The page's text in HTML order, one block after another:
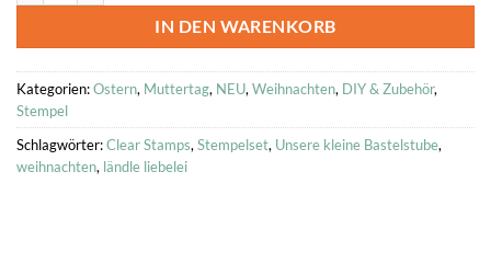
IN DEN WARENKORB
Kategorien:Ostern, Muttertag, NEU, Weihnachten, DIY & Zubehör,
Stempel
Schlagwörter:Clear Stamps, Stempelset, Unsere kleine Bastelstube,
weihnachten, ländle liebelei